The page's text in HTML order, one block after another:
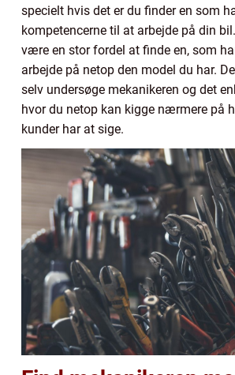
specielt hvis det er du finder en som
kompetencerne til at arbejde på din
være en stor fordel at finde en, som
arbejde på netop den model du har.
selv undersøge mekanikeren og det
hvor du netop kan kigge nærmere på
kunder har at sige.